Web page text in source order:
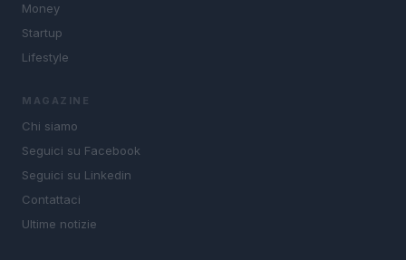
Money
Startup
Lifestyle
MAGAZINE
Chi siamo
Seguici su Facebook
Seguici su Linkedin
Contattaci
Ultime notizie